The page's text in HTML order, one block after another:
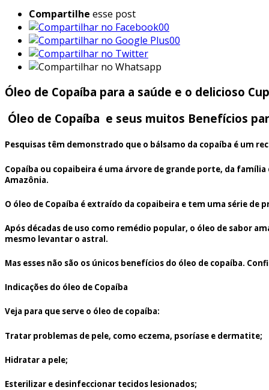
Compartilhe esse post
00
00
Óleo de Copaíba para a saúde e o delicioso
Óleo de Copaíba e seus muitos Benefícios
Pesquisas têm demonstrado que o bálsamo da copaíba é um
Copaíba ou copaibeira é uma árvore de grande porte, da
Amazônia.
O óleo de Copaíba é extraído da copaibeira e tem uma série de
Após décadas de uso como remédio popular, o óleo de sabor
mesmo levantar o astral.
Mas esses não são os únicos benefícios do óleo de copaíba.
Indicações do óleo de Copaíba
Veja para que serve o óleo de copaíba:
Tratar problemas de pele, como eczema, psoríase e dermatite;
Hidratar a pele;
Esterilizar e desinfeccionar tecidos lesionados;